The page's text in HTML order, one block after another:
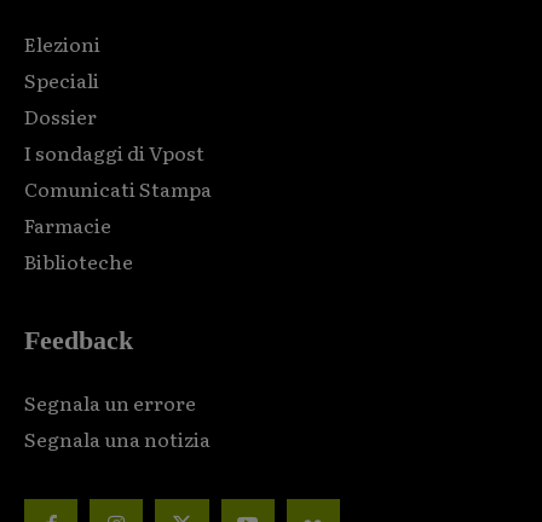
Elezioni
Speciali
Dossier
I sondaggi di Vpost
Comunicati Stampa
Farmacie
Biblioteche
Feedback
Segnala un errore
Segnala una notizia